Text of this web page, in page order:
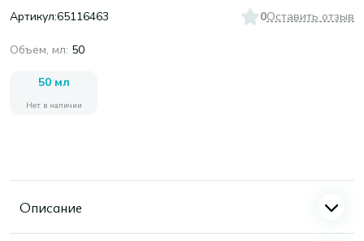
Артикул:65116463 0Оставить отзыв
Объем, мл: 50
50 мл
Нет в наличии
Описание